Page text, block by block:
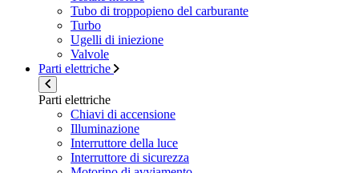
Tubo di troppopieno del carburante
Turbo
Ugelli di iniezione
Valvole
Parti elettriche
Parti elettriche
Chiavi di accensione
Illuminazione
Interruttore della luce
Interruttore di sicurezza